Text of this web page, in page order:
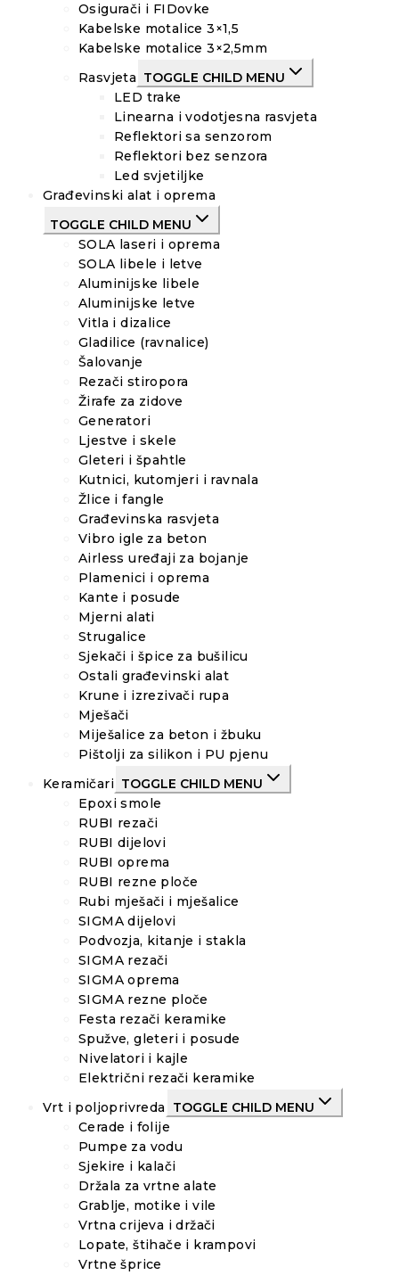
Osigurači i FIDovke
Kabelske motalice 3×1,5
Kabelske motalice 3×2,5mm
Rasvjeta TOGGLE CHILD MENU
LED trake
Linearna i vodotjesna rasvjeta
Reflektori sa senzorom
Reflektori bez senzora
Led svjetiljke
Građevinski alat i oprema
TOGGLE CHILD MENU
SOLA laseri i oprema
SOLA libele i letve
Aluminijske libele
Aluminijske letve
Vitla i dizalice
Gladilice (ravnalice)
Šalovanje
Rezači stiropora
Žirafe za zidove
Generatori
Ljestve i skele
Gleteri i špahtle
Kutnici, kutomjeri i ravnala
Žlice i fangle
Građevinska rasvjeta
Vibro igle za beton
Airless uređaji za bojanje
Plamenici i oprema
Kante i posude
Mjerni alati
Strugalice
Sjekači i špice za bušilicu
Ostali građevinski alat
Krune i izrezivači rupa
Mješači
Miješalice za beton i žbuku
Pištolji za silikon i PU pjenu
Keramičari TOGGLE CHILD MENU
Epoxi smole
RUBI rezači
RUBI dijelovi
RUBI oprema
RUBI rezne ploče
Rubi mješači i mješalice
SIGMA dijelovi
Podvozja, kitanje i stakla
SIGMA rezači
SIGMA oprema
SIGMA rezne ploče
Festa rezači keramike
Spužve, gleteri i posude
Nivelatori i kajle
Električni rezači keramike
Vrt i poljoprivreda
TOGGLE CHILD MENU
Cerade i folije
Pumpe za vodu
Sjekire i kalači
Držala za vrtne alate
Grablje, motike i vile
Vrtna crijeva i držači
Lopate, štihače i krampovi
Vrtne šprice